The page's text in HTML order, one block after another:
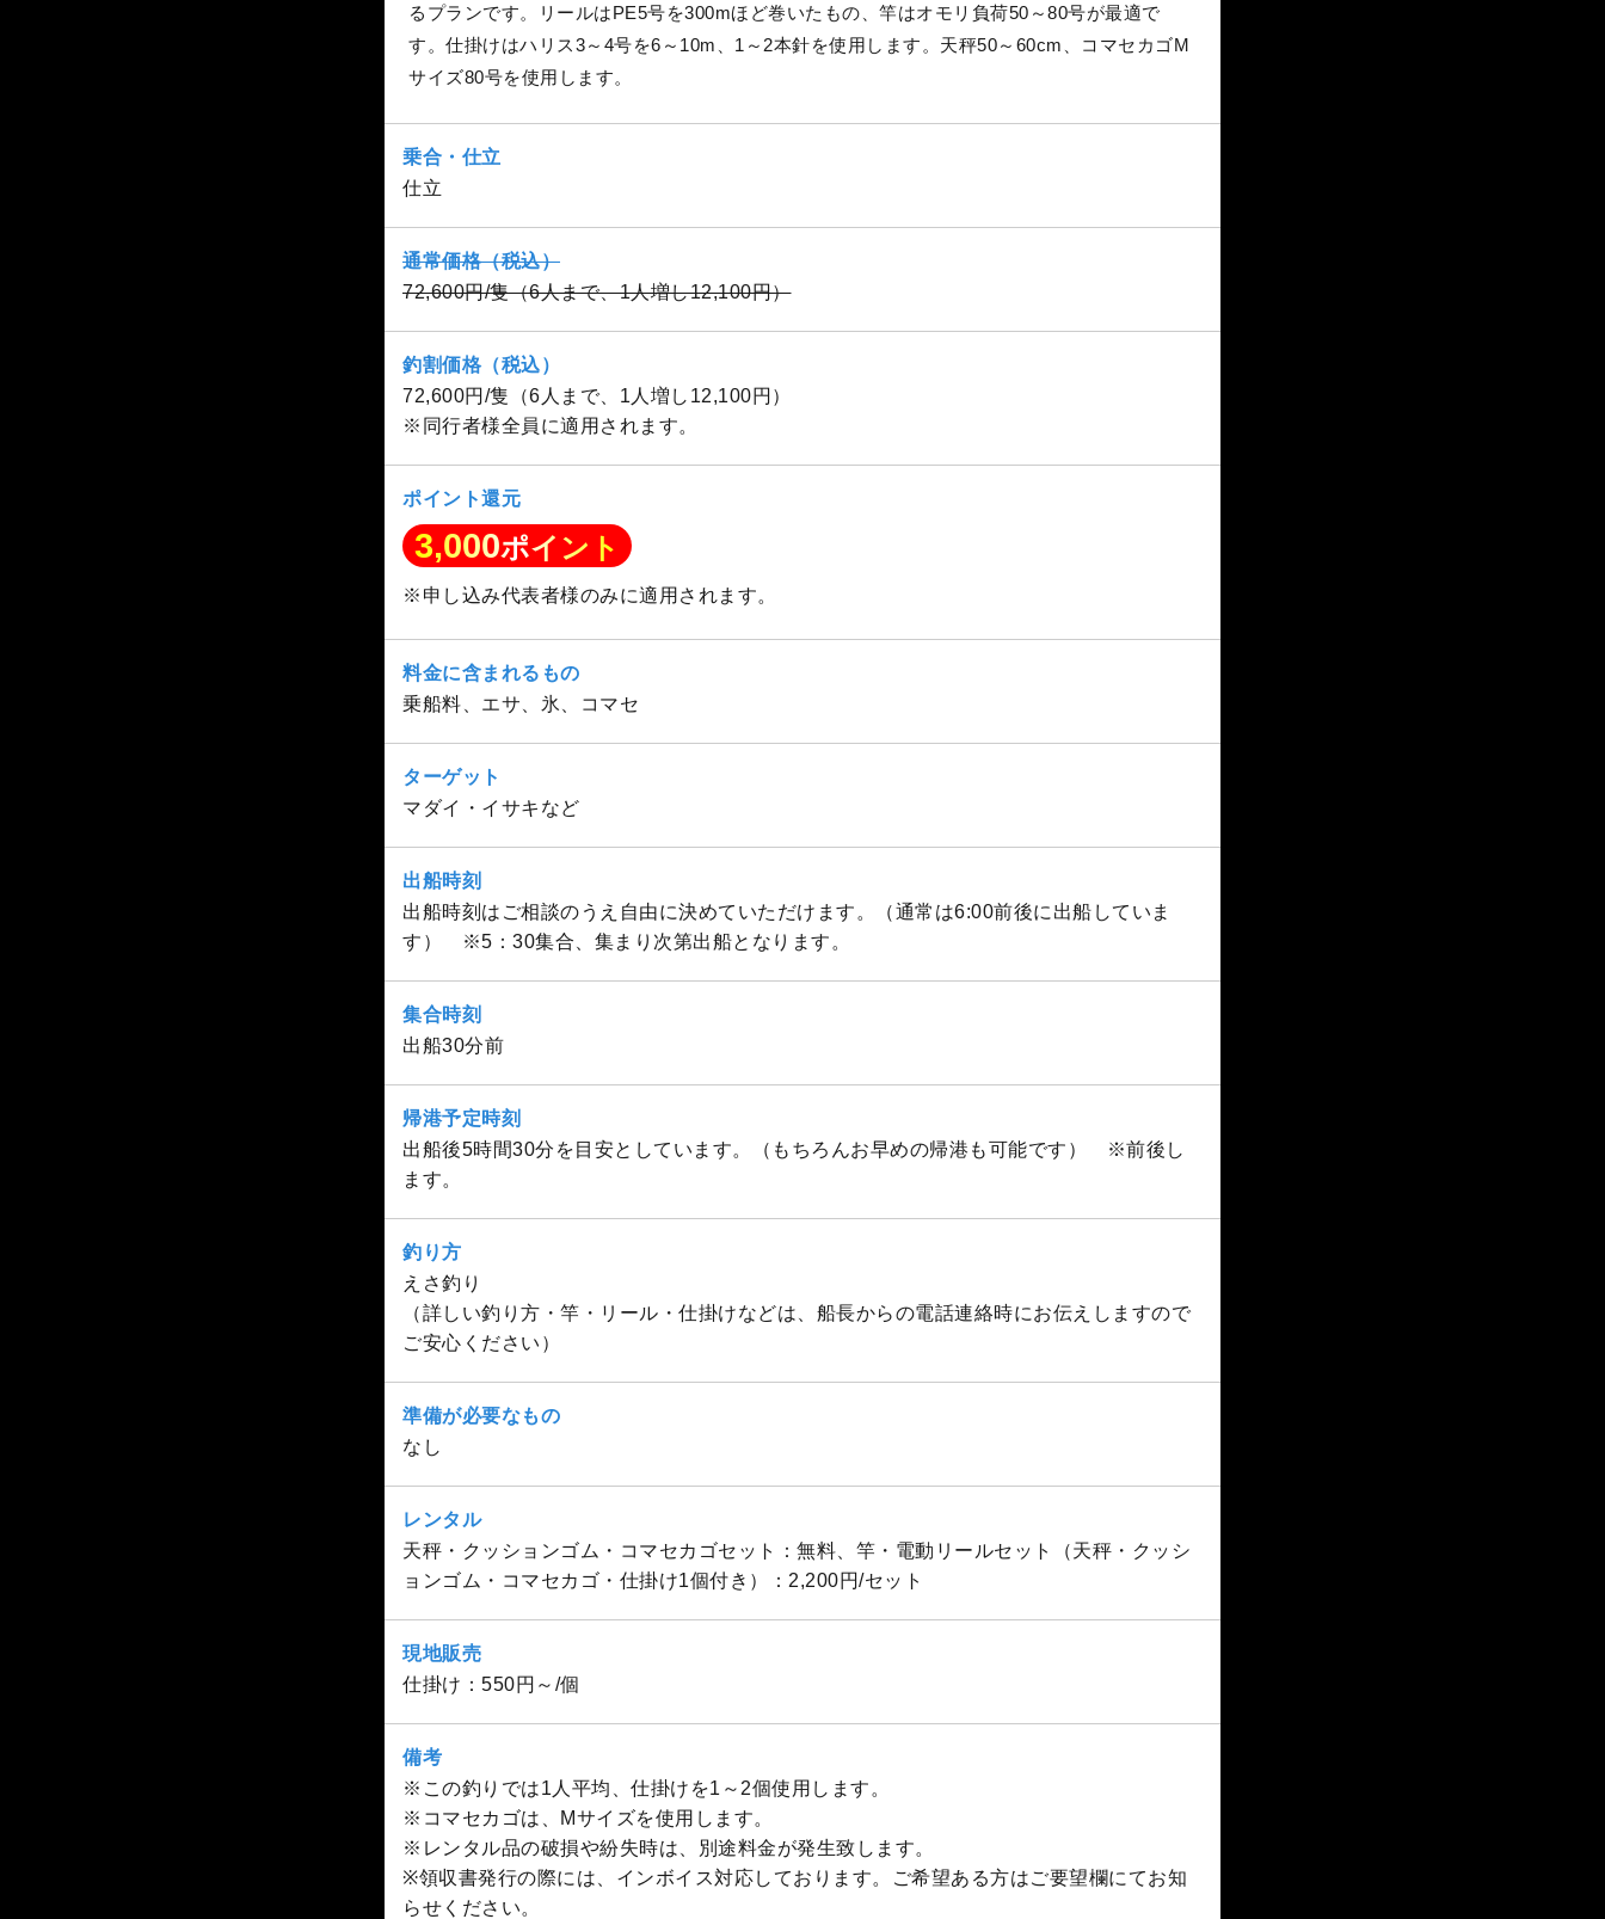
るプランです。リールはPE5号を300mほど巻いたもの、竿はオモリ負荷50～80号が最適で
す。仕掛けはハリス3～4号を6～10m、1～2本針を使用します。天秤50～60cm、コマセカゴM
サイズ80号を使用します。
乗合・仕立
仕立
通常価格（税込）
72,600円/隻（6人まで、1人増し12,100円）
釣割価格（税込）
72,600円/隻（6人まで、1人増し12,100円）
※同行者様全員に適用されます。
ポイント還元
3,000ポイント
※申し込み代表者様のみに適用されます。
料金に含まれるもの
乗船料、エサ、氷、コマセ
ターゲット
マダイ・イサキなど
出船時刻
出船時刻はご相談のうえ自由に決めていただけます。（通常は6:00前後に出船していま
す） ※5：30集合、集まり次第出船となります。
集合時刻
出船30分前
帰港予定時刻
出船後5時間30分を目安としています。（もちろんお早めの帰港も可能です） ※前後し
ます。
釣り方
えさ釣り
（詳しい釣り方・竿・リール・仕掛けなどは、船長からの電話連絡時にお伝えしますので
ご安心ください）
準備が必要なもの
なし
レンタル
天秤・クッションゴム・コマセカゴセット：無料、竿・電動リールセット（天秤・クッシ
ョンゴム・コマセカゴ・仕掛け1個付き）：2,200円/セット
現地販売
仕掛け：550円～/個
備考
※この釣りでは1人平均、仕掛けを1～2個使用します。
※コマセカゴは、Mサイズを使用します。
※レンタル品の破損や紛失時は、別途料金が発生致します。
※領収書発行の際には、インボイス対応しております。ご希望ある方はご要望欄にてお知
らせください。